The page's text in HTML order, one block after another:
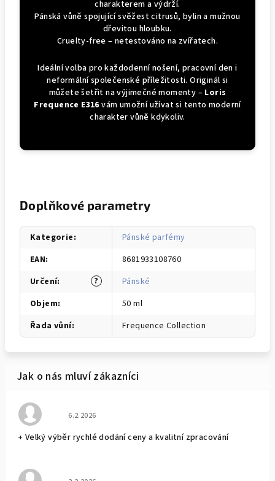
charakterem a výdrží.
Pánská vůně spojující svěžest citrusů, bylin a mužnou
dřevitou hloubku.
Cruelty-free – netestováno na zvířatech.
Ideální volba pro každodenní nošení, pracovní den i
neformální společenské příležitosti. Originál si
můžete šetřit na výjimečné momenty – Loris
Frequence E316 vám umožní užívat si tento moderní
charakter vůně kdykoliv.
Doplňkové parametry
Kategorie:
Pánské parfémy
EAN:
8681933108760
?
Určení:
Pánské
Objem:
50 ml
Řada vůní: Frequence Collection
Hodnocení obchodu je 5 z 5 hvězdiček.
6.2.2026
+ Velký výběr rychlé dodání ceny a kvalitní zpracování
Hodnocení obchodu je 5 z 5 hvězdiček.